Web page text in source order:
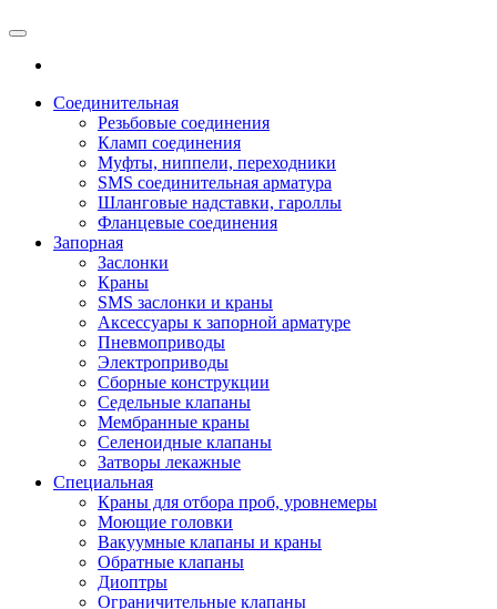
Соединительная
Резьбовые соединения
Кламп соединения
Муфты, ниппели, переходники
SMS соединительная арматура
Шланговые надставки, гароллы
Фланцевые соединения
Запорная
Заслонки
Краны
SMS заслонки и краны
Аксессуары к запорной арматуре
Пневмоприводы
Электроприводы
Сборные конструкции
Седельные клапаны
Мембранные краны
Селеноидные клапаны
Затворы лекажные
Специальная
Краны для отбора проб, уровнемеры
Моющие головки
Вакуумные клапаны и краны
Обратные клапаны
Диоптры
Ограничительные клапаны